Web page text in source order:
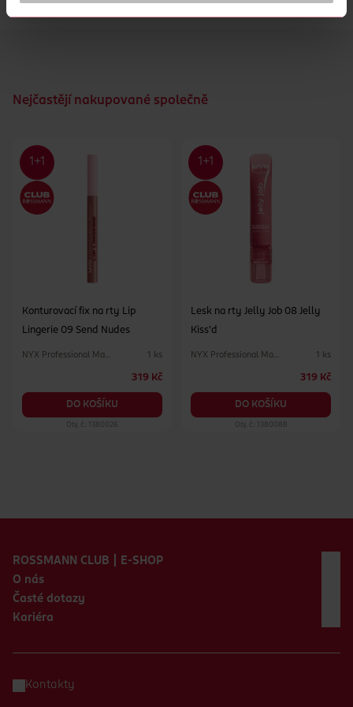
Nejčastějí nakupované společně
Konturovací fix na rty Lip
Lingerie 09 Send Nudes
NYX Professional Makeup 1 ks
319 Kč
DO KOŠÍKU
Obj. č.: 1380026
Lesk na rty Jelly Job 08 Jelly
Kiss'd
NYX Professional Makeup 1 ks
319 Kč
DO KOŠÍKU
Obj. č.: 1380088
ROSSMANN CLUB | E-SHOP
O nás
Časté dotazy
Kariéra
Kontakty